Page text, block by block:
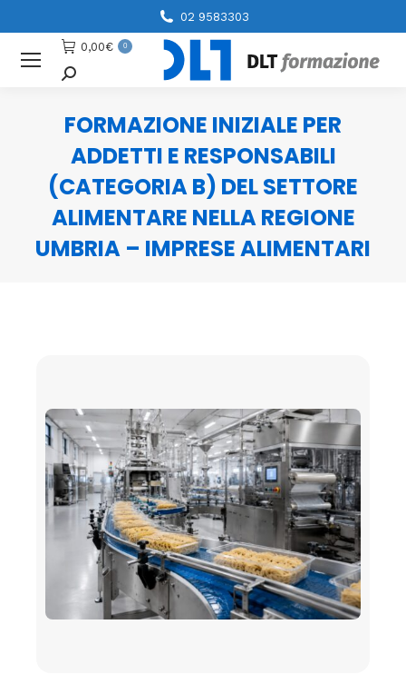
02 9583303
0,00€ 0
Cerca
FORMAZIONE INIZIALE PER
ADDETTI E RESPONSABILI
(CATEGORIA B) DEL SETTORE
ALIMENTARE NELLA REGIONE
UMBRIA – IMPRESE ALIMENTARI